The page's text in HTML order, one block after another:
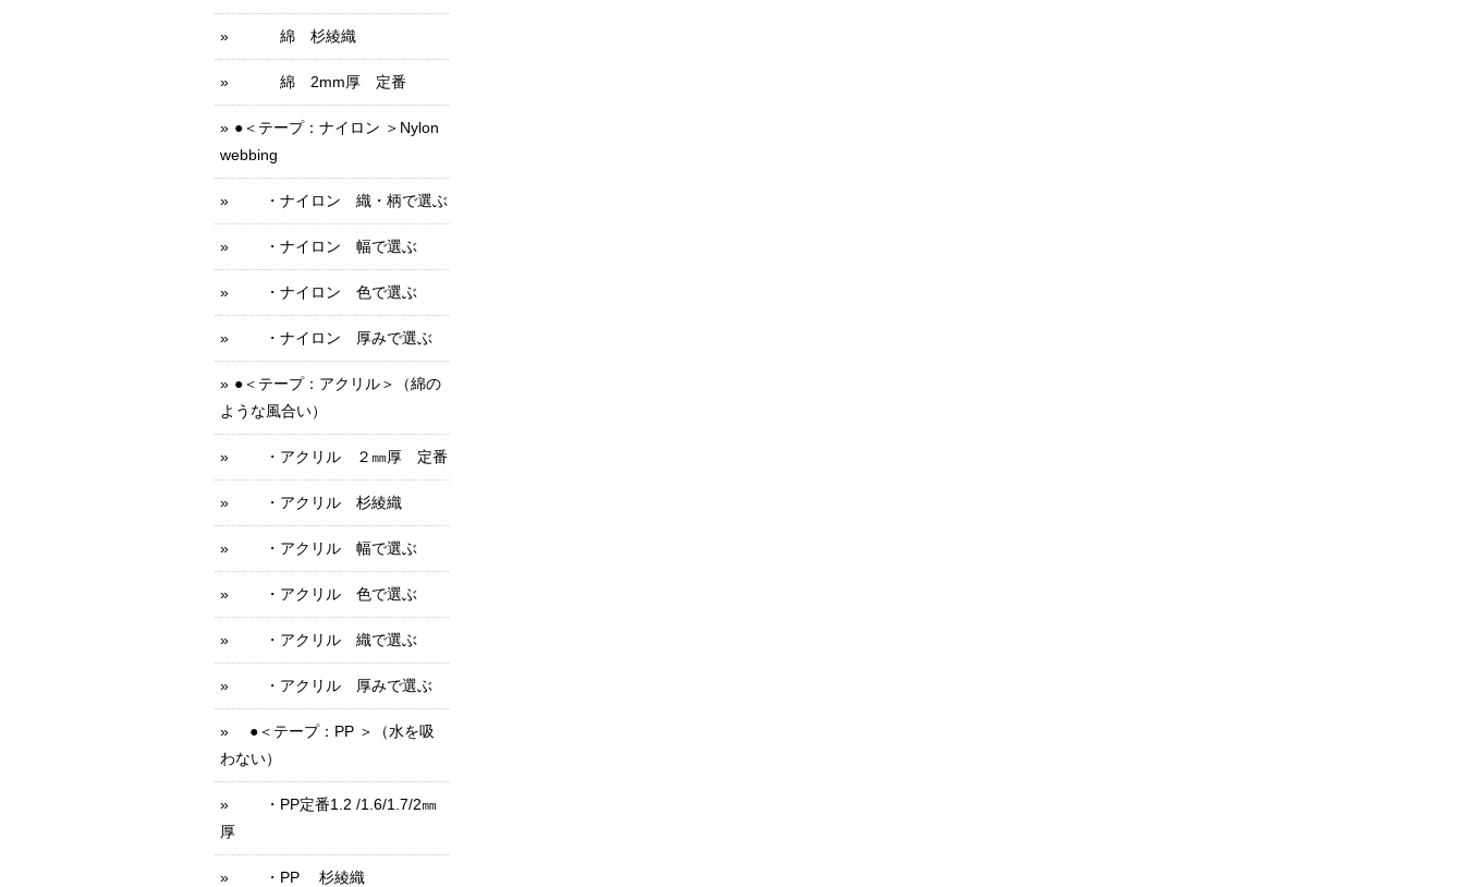
綿 杉綾織
綿 2mm厚 定番
●＜テープ：ナイロン ＞Nylon
webbing
・ナイロン 織・柄で選ぶ
・ナイロン 幅で選ぶ
・ナイロン 色で選ぶ
・ナイロン 厚みで選ぶ
●＜テープ：アクリル＞（綿の
ような風合い）
・アクリル ２㎜厚 定番
・アクリル 杉綾織
・アクリル 幅で選ぶ
・アクリル 色で選ぶ
・アクリル 織で選ぶ
・アクリル 厚みで選ぶ
●＜テープ：PP ＞（水を吸
わない）
・PP定番1.2 /1.6/1.7/2㎜
厚
・PP 杉綾織